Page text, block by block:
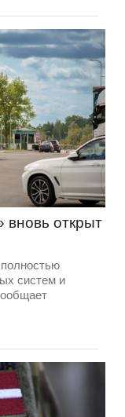
вновь открыт
систем и